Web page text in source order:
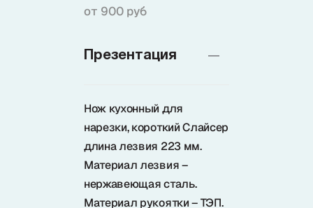
+7 (985) 682 65 26
+7 (495) 280 73 80
Problem@samura.ru
Samura в соцсетях
от 900 руб
Презентация
Нож кухонный для
нарезки, короткий Слайсер
длина лезвия 223 мм.
Материал лезвия –
нержавеющая сталь.
Материал рукоятки – ТЭП.